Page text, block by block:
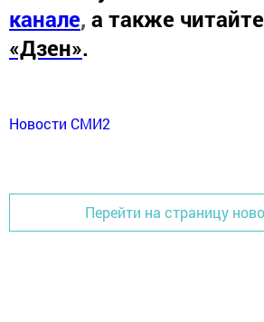
канале, а также
«Дзен».
Новости СМИ2
Перейти на страницу